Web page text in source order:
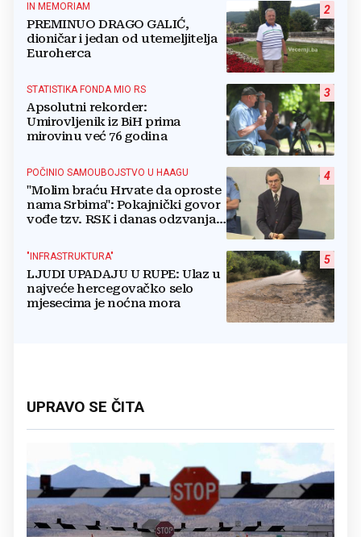
2
IN MEMORIAM
PREMINUO DRAGO GALIĆ,
dioničar i jedan od utemeljitelja
Euroherca
3
STATISTIKA FONDA MIO RS
Apsolutni rekorder:
Umirovljenik iz BiH prima
mirovinu već 76 godina
4
POČINIO SAMOUBOJSTVO U HAAGU
"Molim braću Hrvate da oproste
nama Srbima": Pokajnički govor
vođe tzv. RSK i danas odzvanja
5
"INFRASTRUKTURA"
LJUDI UPADAJU U RUPE: Ulaz u
najveće hercegovačko selo
mjesecima je noćna mora
UPRAVO SE ČITA